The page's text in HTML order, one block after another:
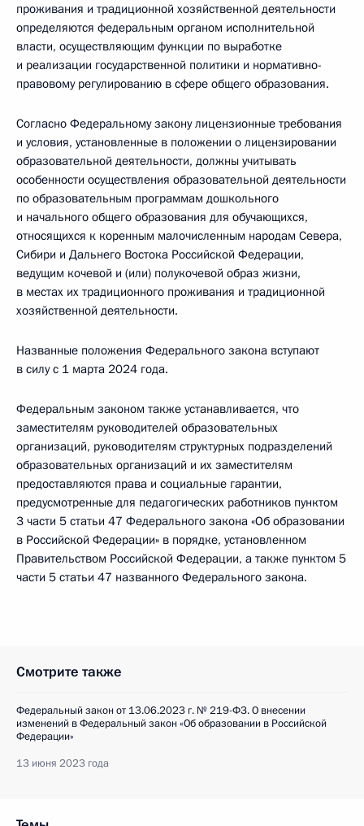
проживания и традиционной хозяйственной деятельности
определяются федеральным органом исполнительной
власти, осуществляющим функции по выработке
и реализации государственной политики и нормативно-
правовому регулированию в сфере общего образования.
Согласно Федеральному закону лицензионные требования
и условия, установленные в положении о лицензировании
образовательной деятельности, должны учитывать
особенности осуществления образовательной деятельности
по образовательным программам дошкольного
и начального общего образования для обучающихся,
относящихся к коренным малочисленным народам Севера,
Сибири и Дальнего Востока Российской Федерации,
ведущим кочевой и (или) полукочевой образ жизни,
в местах их традиционного проживания и традиционной
хозяйственной деятельности.
Названные положения Федерального закона вступают
в силу с 1 марта 2024 года.
Федеральным законом также устанавливается, что
заместителям руководителей образовательных
организаций, руководителям структурных подразделений
образовательных организаций и их заместителям
предоставляются права и социальные гарантии,
предусмотренные для педагогических работников пунктом
3 части 5 статьи 47 Федерального закона «Об образовании
в Российской Федерации» в порядке, установленном
Правительством Российской Федерации, а также пунктом 5
части 5 статьи 47 названного Федерального закона.
Смотрите также
Федеральный закон от 13.06.2023 г. № 219-ФЗ. О внесении
изменений в Федеральный закон «Об образовании в Российской
Федерации»
13 июня 2023 года